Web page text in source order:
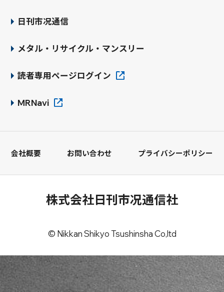
日刊市况通信
メタル・リサイクル・マンスリー
読者専用ページログイン
MRNavi
会社概要 お問い合わせ プライバシーポリシー
株式会社日刊市况通信社
© Nikkan Shikyo Tsushinsha Co,ltd